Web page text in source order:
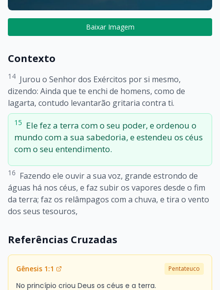
Baixar Imagem
Contexto
14 Jurou o Senhor dos Exércitos por si mesmo,
dizendo: Ainda que te enchi de homens, como de
lagarta, contudo levantarão gritaria contra ti.
15 Ele fez a terra com o seu poder, e ordenou o
mundo com a sua sabedoria, e estendeu os céus
com o seu entendimento.
16 Fazendo ele ouvir a sua voz, grande estrondo de
águas há nos céus, e faz subir os vapores desde o fim
da terra; faz os relâmpagos com a chuva, e tira o vento
dos seus tesouros,
Referências Cruzadas
Gênesis 1:1 Pentateuco
No princípio criou Deus os céus e a terra.